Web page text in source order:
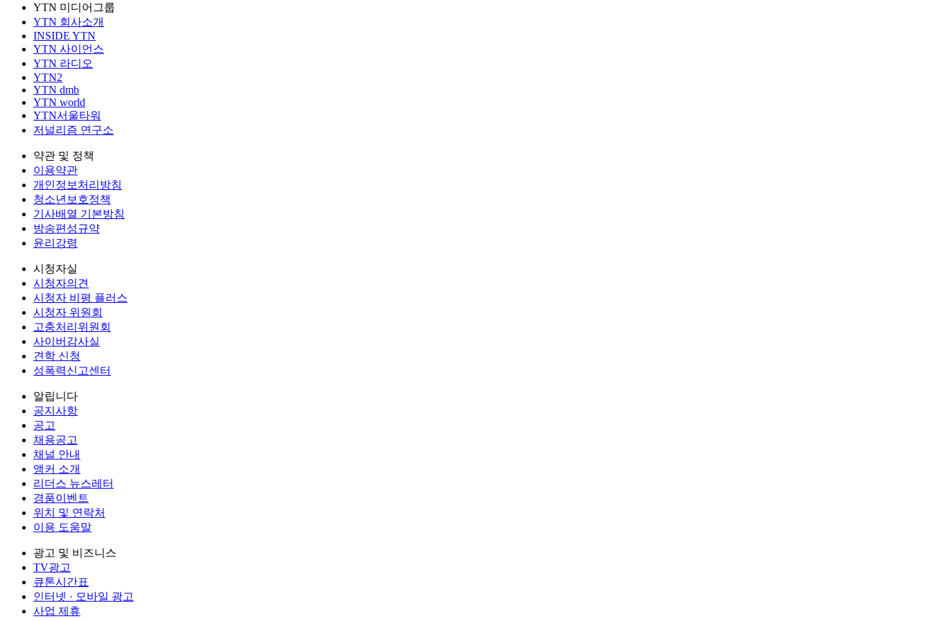
YTN 미디어그룹
YTN 회사소개
INSIDE YTN
YTN 사이언스
YTN 라디오
YTN2
YTN dmb
YTN world
YTN서울타워
저널리즘 연구소
약관 및 정책
이용약관
개인정보처리방침
청소년보호정책
기사배열 기본방침
방송편성규약
윤리강령
시청자실
시청자의견
시청자 비평 플러스
시청자 위원회
고충처리위원회
사이버감사실
견학 신청
성폭력신고센터
알립니다
공지사항
공고
채용공고
채널 안내
앵커 소개
리더스 뉴스레터
경품이벤트
위치 및 연락처
이용 도움말
광고 및 비즈니스
TV광고
큐톤시간표
인터넷 · 모바일 광고
사업 제휴